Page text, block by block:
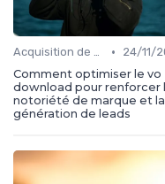
Acquisition de médias •
24/11/
Comment optimiser le vo
download pour renforcer
notoriété de marque et la
génération de leads